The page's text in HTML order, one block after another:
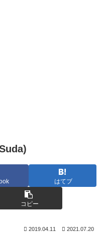
はてブ
コピー
2019.04.11 2021.07.20